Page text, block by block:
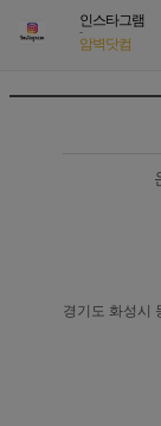
인스타그램
-
암벽닷컴
경기도 화성시